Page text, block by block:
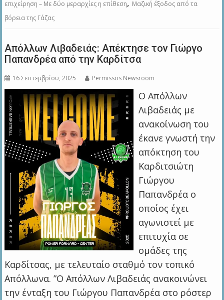
επιχείρηση – Με δύο μεραρχίες η επίθεση, Μαζική έξοδος από τα
βόρεια της Γάζας
Απόλλων Λιβαδειάς: Απέκτησε τον Γιώργο
Παπανδρέα από την Καρδίτσα
16 Σεπτεμβρίου, 2025 Permissos Newsroom
Ο Απόλλων
Λιβαδειάς με
ανακοίνωση του
έκανε γνωστή την
απόκτηση του
Καρδιτσιώτη
Γιώργου
Παπανδρέα ο
οποίος έχει
αγωνιστεί με
επιτυχία σε
ομάδες της
Καρδίτσας, με τελευταίο σταθμό τον τοπικό
Απόλλωνα. ”Ο Απόλλων Λιβαδειάς ανακοινώνει
την ένταξη του Γιώργου Παπανδρέα στο ρόστερ